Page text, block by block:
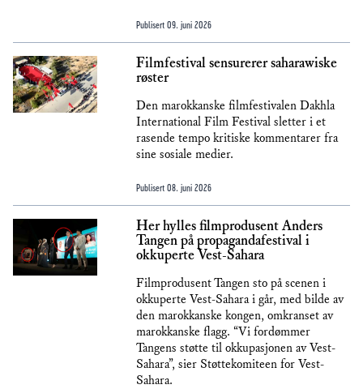
Publisert 09. juni 2026
Filmfestival sensurerer saharawiske
røster
Den marokkanske filmfestivalen Dakhla
International Film Festival sletter i et
rasende tempo kritiske kommentarer fra
sine sosiale medier.
Publisert 08. juni 2026
Her hylles filmprodusent Anders
Tangen på propagandafestival i
okkuperte Vest-Sahara
Filmprodusent Tangen sto på scenen i
okkuperte Vest-Sahara i går, med bilde av
den marokkanske kongen, omkranset av
marokkanske flagg. “Vi fordømmer
Tangens støtte til okkupasjonen av Vest-
Sahara”, sier Støttekomiteen for Vest-
Sahara.